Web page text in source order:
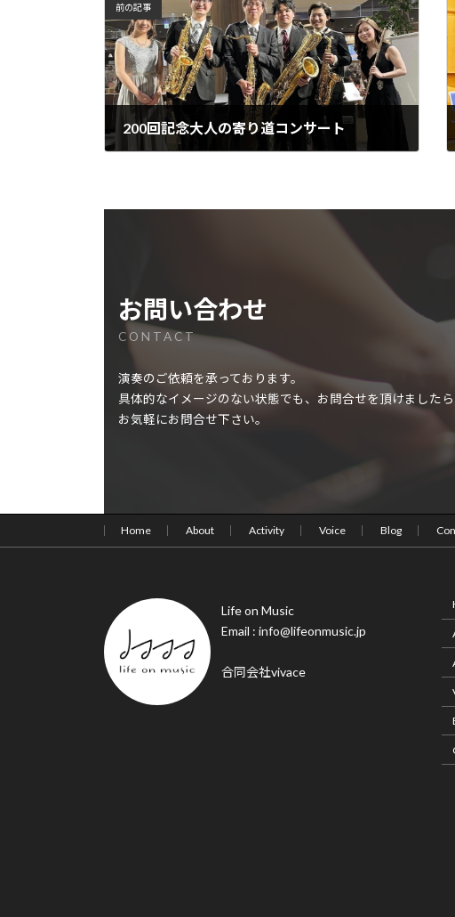
前の記事
200回記念大人の寄り道コンサート
お問い合わせ
CONTACT
演奏のご依頼を承っております。
具体的なイメージのない状態でも、お問合せを頂けました
お気軽にお問合せ下さい。
Home About Activity Voice Blog
Life on Music
Email : info@lifeonmusic.jp
合同会社vivace